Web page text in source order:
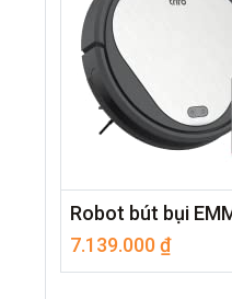
Robot bút bụi
7.139.000₫